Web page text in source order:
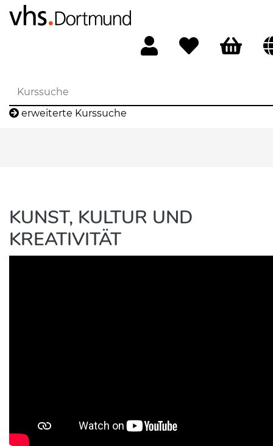
erweiterte Kurssuche
KUNST, KULTUR UND
KREATIVITÄT